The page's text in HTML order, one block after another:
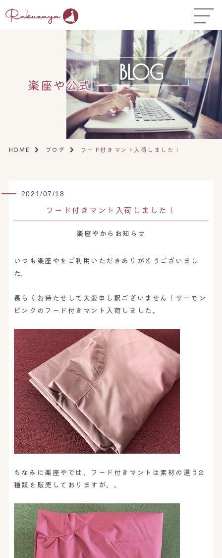
TOP
はじめての方へ
コース料金
よくある質問
お悩み温活ガイド▼
店舗一覧▼
開業サポート
オンライン予約はこちら
楽座や公式
HOME ブログ フード付きマント入荷しました！
2021/07/18
フード付きマント入荷しました！
楽座やからお知らせ
いつも楽座やをご利用いただきありがとうございまし
た。
長らくお待たせして大変申し訳ございません！サーモン
ピンクのフード付きマント入荷しました。
ちなみに楽座やでは、フード付きマントは素材の違う2
種類を販売しておりますが、、